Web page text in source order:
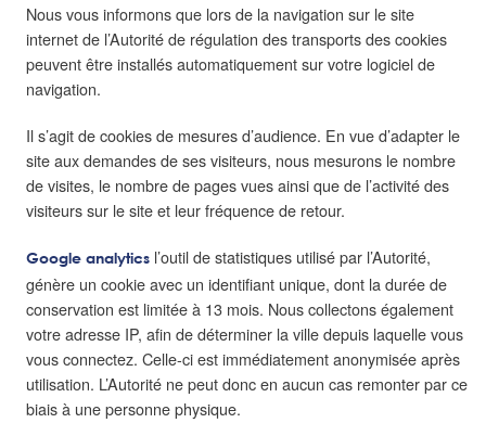
Nous vous informons que lors de la navigation sur le site
internet de l’Autorité de régulation des transports des cookies
peuvent être installés automatiquement sur votre logiciel de
navigation.
Il s’agit de cookies de mesures d’audience. En vue d’adapter le
site aux demandes de ses visiteurs, nous mesurons le nombre
de visites, le nombre de pages vues ainsi que de l’activité des
visiteurs sur le site et leur fréquence de retour.
Google analytics l’outil de statistiques utilisé par l’Autorité,
génère un cookie avec un identifiant unique, dont la durée de
conservation est limitée à 13 mois. Nous collectons également
votre adresse IP, afin de déterminer la ville depuis laquelle vous
vous connectez. Celle-ci est immédiatement anonymisée après
utilisation. L’Autorité ne peut donc en aucun cas remonter par ce
biais à une personne physique.